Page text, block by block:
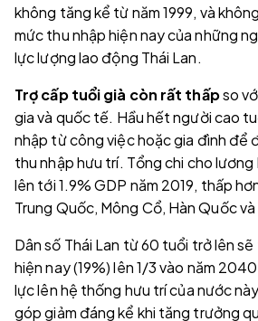
không tăng kể từ năm 1999, và
mức thu nhập hiện nay của những
lực lượng lao động Thái Lan.
Trợ cấp tuổi già còn rất thấpso
gia và quốc tế. Hầu hết người cao
nhập từ công việc hoặc gia đình để
thu nhập hưu trí. Tổng chi cho lương
lên tới 1.9% GDP năm 2019, thấp
Trung Quốc, Mông Cổ, Hàn Quốc
Dân số Thái Lan từ 60 tuổi trở lên
hiện nay (19%) lên 1/3 vào năm
lực lên hệ thống hưu trí của nước
góp giảm đáng kể khi tăng trưởng